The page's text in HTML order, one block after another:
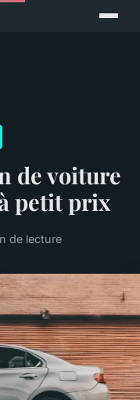
de voiture
petit prix
de lecture